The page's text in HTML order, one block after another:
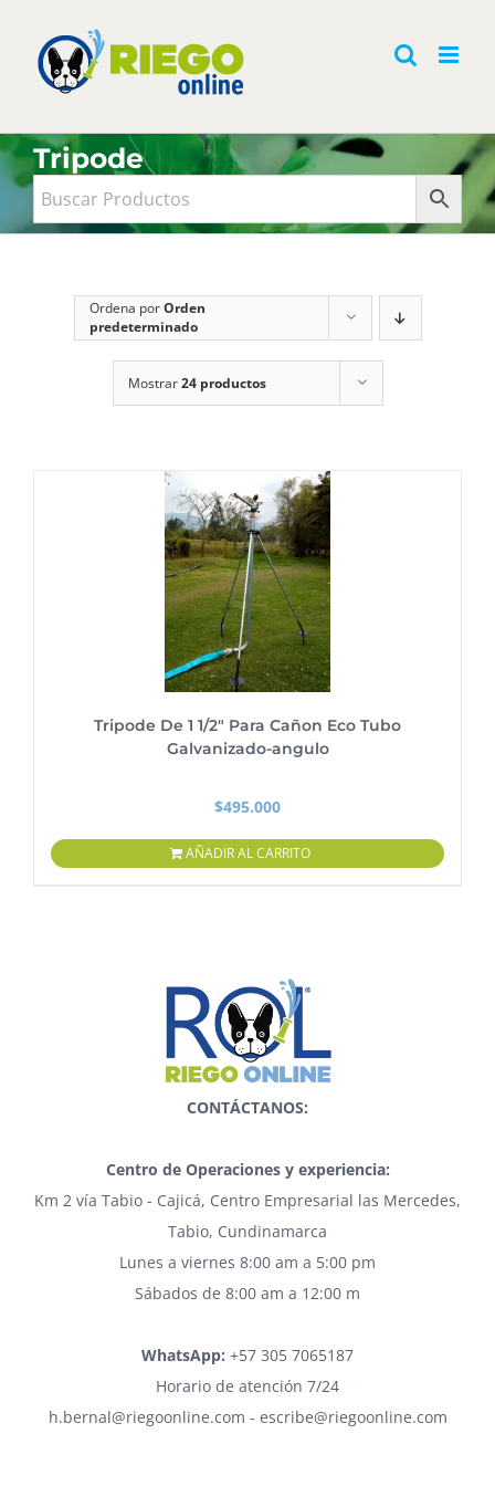
contenido
Tripode
Ordena porOrden
predeterminado
Mostrar24 productos
Tripode De 1 1/2″ Para Cañon Eco Tubo
Galvanizado-angulo
$495.000
AÑADIR AL CARRITO
CONTÁCTANOS:
Centro de Operaciones y experiencia:
Km 2 vía Tabio - Cajicá, Centro Empresarial las Mercedes,
Tabio, Cundinamarca
Lunes a viernes 8:00 am a 5:00 pm
Sábados de 8:00 am a 12:00 m
WhatsApp: +57 305 7065187
Horario de atención 7/24
h.bernal@riegoonline.com - escribe@riegoonline.com